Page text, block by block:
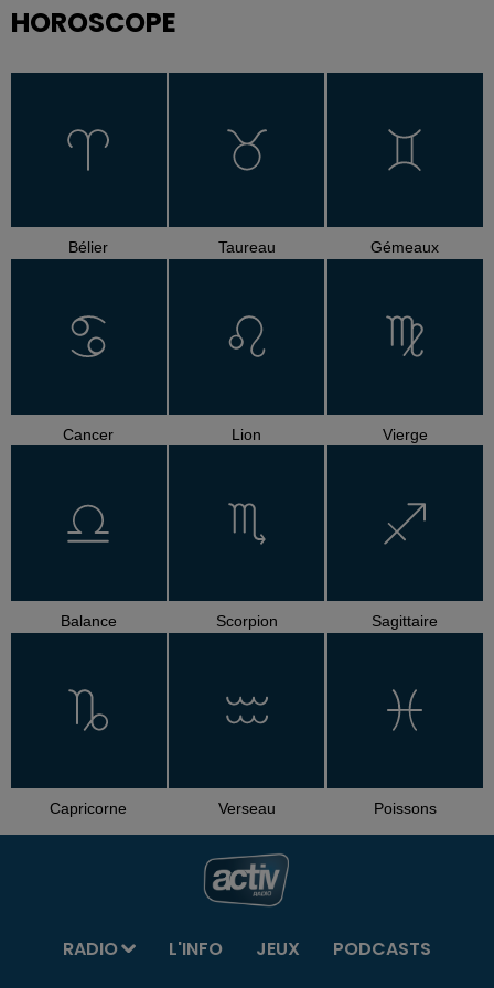
HOROSCOPE
Bélier Taureau Gémeaux
Cancer Lion Vierge
Balance Scorpion Sagittaire
Capricorne Verseau Poissons
RADIO L'INFO JEUX
PODCASTS